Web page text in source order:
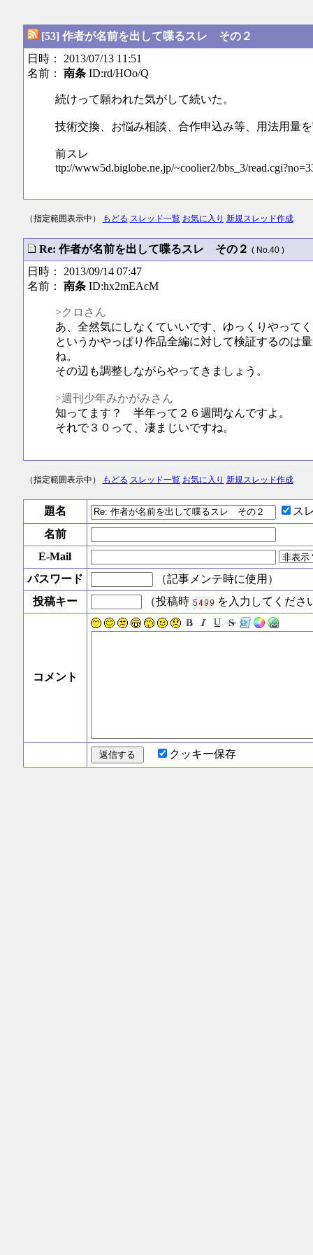
[53] 作者が名前を出して喋るスレ その２
日時： 2013/07/13 11:51
名前： 南条ID:rd/HOo/Q
続けって願われた気がして続いた。
技術交換、お悩み相談、合作申込み等、用法用量
前スレ
ttp://www5d.biglobe.ne.jp/~coolier2/bbs_3/
（指定範囲表示中） もどる スレッド一覧 お気に入り 新規スレッド作成
Re: 作者が名前を出して喋るスレ その２ ( No.40 )
日時： 2013/09/14 07:47
名前： 南条ID:hx2mEAcM
>クロさん
あ、全然気にしなくていいです、ゆっくりやって
というかやっぱり作品全編に対して検証するのは
ね。
その辺も調整しながらやってきましょう。
>週刊少年みかがみさん
知ってます？ 半年って２６週間なんですよ。
それで３０って、凄まじいですね。
（指定範囲表示中） もどる スレッド一覧 お気に入り 新規スレッド作成
題名
ス
名前
E-Mail
パスワード
（記事メンテ時に使用）
投稿キー
（投稿時 を入力してくださ
コメント
クッキー保存